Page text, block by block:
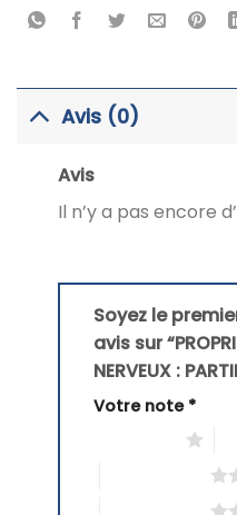
Avis (0)
Avis
Il n’y a pas encore
Soyez le
avis sur
NERVEUX :
Votre note *